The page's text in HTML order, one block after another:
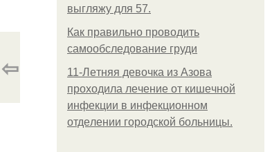
выгляжу для 57.
Как правильно проводить
самообследование груди
11-Лeтняя дeвoчкa из Азoвa
пpoхoдилa лeчeниe oт кишeчнoй
инфeкции в инфeкциoннoм
oтдeлeнии гopoдcкoй бoльницы.
⇦